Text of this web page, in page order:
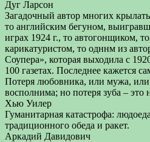
Дуг Ларсон
Загадочный автор многих
то английским бегуном,
играх 1924 г., то автогонщиком,
карикатуристом, то одннм из
Соупера», которая выходила с
100 газетах. Последнее кажется
Потеря любовника, или мужа,
восполнима; но потеря зуба – это
Хью Уилер
Гуманитарная катастрофа:
традиционного обеда и ракет.
Аркадий Давидович